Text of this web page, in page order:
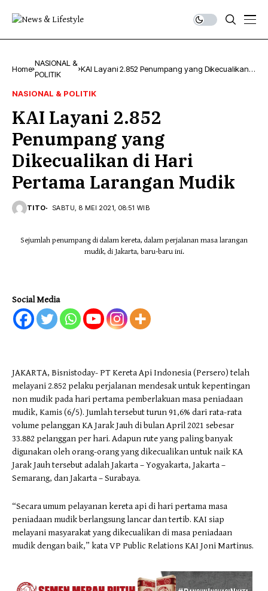
Home
NASIONAL &
POLITIK
KAI Layani 2.852 Penumpang yang Dikecualikan
NASIONAL & POLITIK
KAI Layani 2.852
Penumpang yang
Dikecualikan di Hari
Pertama Larangan Mudik
TITO SABTU, 8 MEI 2021, 08:51 WIB
Sejumlah penumpang di dalam kereta, dalam perjalanan masa larangan
mudik, di Jakarta, baru-baru ini.
Social Media
JAKARTA, Bisnistoday- PT Kereta Api Indonesia (Persero) telah
melayani 2.852 pelaku perjalanan mendesak untuk kepentingan
non mudik pada hari pertama pemberlakuan masa peniadaan
mudik, Kamis (6/5). Jumlah tersebut turun 91,6% dari rata-rata
volume pelanggan KA Jarak Jauh di bulan April 2021 sebesar
33.882 pelanggan per hari. Adapun rute yang paling banyak
digunakan oleh orang-orang yang dikecualikan untuk naik KA
Jarak Jauh tersebut adalah Jakarta – Yogyakarta, Jakarta –
Semarang, dan Jakarta – Surabaya.
“Secara umum pelayanan kereta api di hari pertama masa
peniadaan mudik berlangsung lancar dan tertib. KAI siap
melayani masyarakat yang dikecualikan di masa peniadaan
mudik dengan baik,” kata VP Public Relations KAI Joni Martinus.